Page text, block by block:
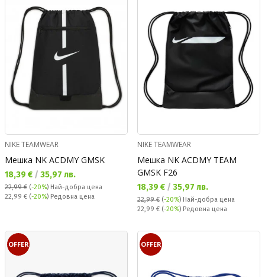
NIKE TEAMWEAR
Мешка NK ACDMY GMSK
Текуща цена:
18,39 € / 35,97 лв.
22,99 € (-20%) Най-добра цена
Редовна цена:
22,99 € (-20%) Редовна цена
NIKE TEAMWEAR
Мешка NK ACDMY TEAM
GMSK F26
Текуща цена:
18,39 € / 35,97 лв.
22,99 € (-20%) Най-добра цена
Редовна цена:
22,99 € (-20%) Редовна цена
OFFER OFFER